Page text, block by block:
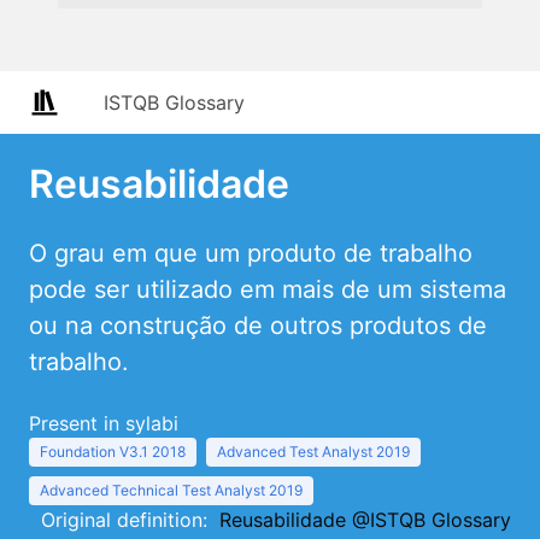
ISTQB Glossary
Reusabilidade
O grau em que um produto de trabalho
pode ser utilizado em mais de um sistema
ou na construção de outros produtos de
trabalho.
Present in sylabi
Foundation V3.1 2018 Advanced Test Analyst 2019
Advanced Technical Test Analyst 2019
Original definition: Reusabilidade @ISTQB Glossary